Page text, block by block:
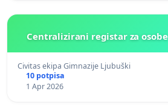
Centralizirani registar za
Civitas ekipa Gimnazije Ljubuški
10 potpisa
1 Apr 2026